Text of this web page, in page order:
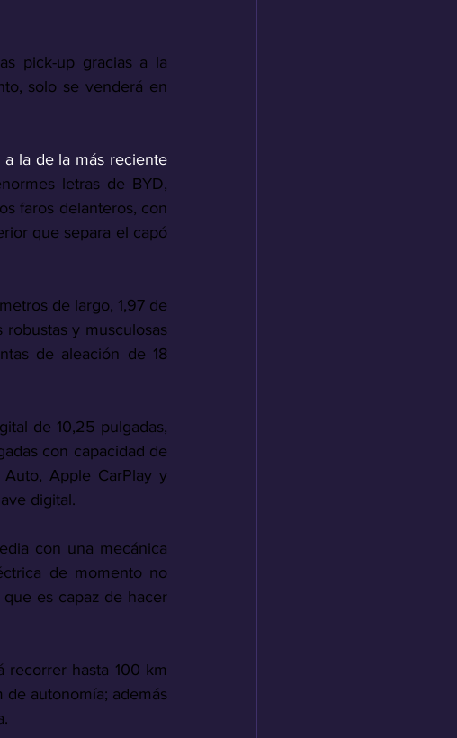
pick-up gracias a la
solo se venderá en
la de la más reciente
letras de BYD,
faros delanteros, con
que separa el capó
de largo, 1,97 de
y musculosas
de aleación de 18
de 10,25 pulgadas,
con capacidad de
Apple CarPlay y
digital.
con una mecánica
de momento no
es capaz de hacer
recorrer hasta 100 km
autonomía; además